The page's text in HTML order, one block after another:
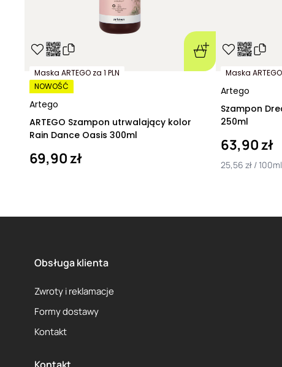
Artego
Maska ARTEGO za 1 PLN
NOWOŚĆ
ARTEGO Szampon utrwalający kolor
Rain Dance Oasis 300ml
69,90 zł
Artego
Maska ARTEGO
Szampon
250ml
63,90 zł
25,56 zł / 100ml
Obsługa klienta
Zwroty i reklamacje
Formy dostawy
Kontakt